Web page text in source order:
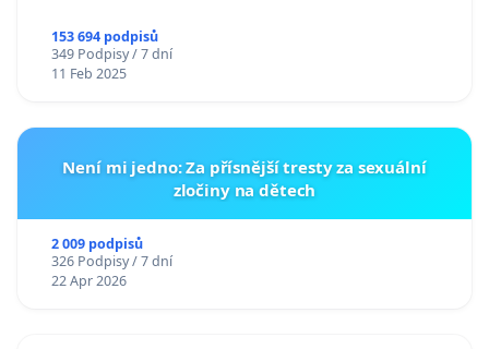
153 694 podpisů
349 Podpisy / 7 dní
11 Feb 2025
Není mi jedno: Za přísnější tresty za sexuální
zločiny na dětech
2 009 podpisů
326 Podpisy / 7 dní
22 Apr 2026